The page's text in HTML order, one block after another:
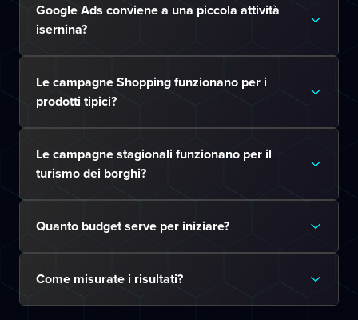
Google Ads conviene a una piccola attività
isernina?
Le campagne Shopping funzionano per i
prodotti tipici?
Le campagne stagionali funzionano per il
turismo dei borghi?
Quanto budget serve per iniziare?
Come misurate i risultati?